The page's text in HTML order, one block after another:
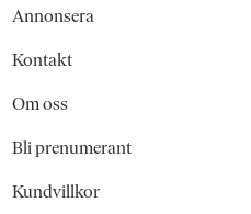
Annonsera
Kontakt
Om oss
Bli prenumerant
Kundvillkor